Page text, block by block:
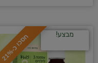
ח
ס
כ
ו
כ
-
2
1
% מבצע!